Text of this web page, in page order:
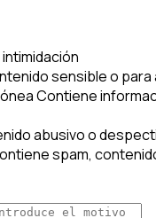
sensible o para
Contiene
abusivo o
spam,